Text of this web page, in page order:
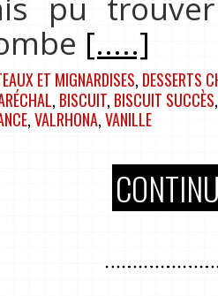
[.....]
ET MIGNARDISES, DESSERTS
, BISCUIT, BISCUIT SUCCÈS
,VALRHONA,VANILLE